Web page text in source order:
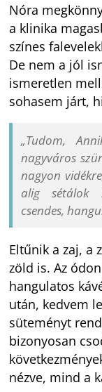
Nóra
a klinika
színes
De nem a jól
ismeretlen
sohasem járt,
„Tudom,
nagyváros
nagyon
alig sétálok
csendes,
Eltűnik a zaj, a
zöld is. Az
hangulatos
után, kedvem
süteményt
bizonyosan
nézve, mind a